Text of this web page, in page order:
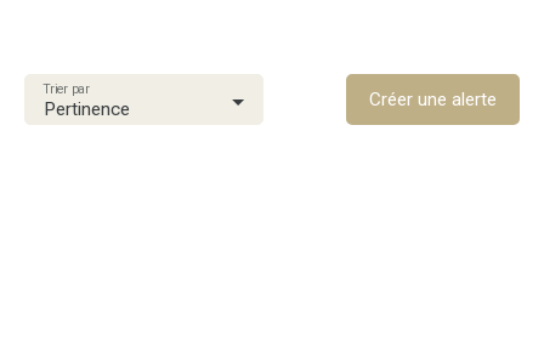
Rivière-Salée (97215)
Localisation
Pertinence
Trier par Créer une alerte